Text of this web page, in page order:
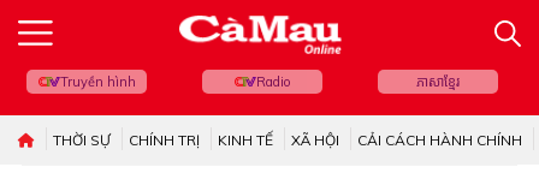
Truyền hình Radio ភាសាខ្មែរ
THỜI SỰ CHÍNH TRỊ KINH TẾ XÃ HỘI CẢI CÁCH HÀNH CHÍNH